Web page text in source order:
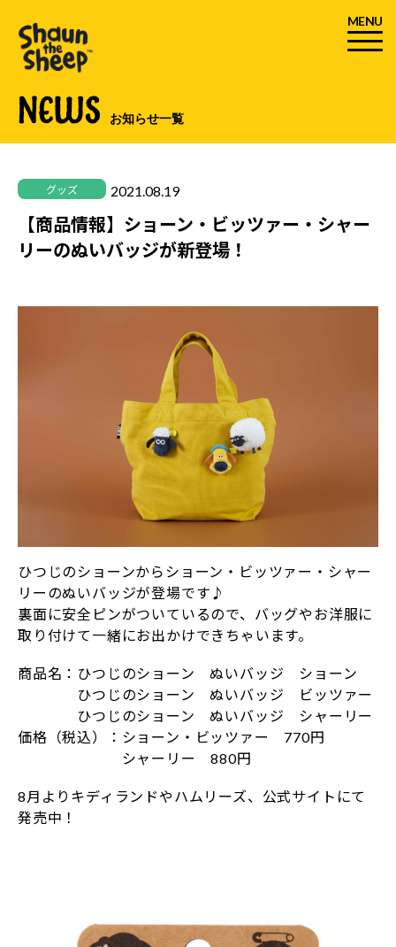
MENU
NEWS お知らせ一覧
グッズ 2021.08.19
【商品情報】ショーン・ビッツァー・シャー
リーのぬいバッジが新登場！
ひつじのショーンからショーン・ビッツァー・シャー
リーのぬいバッジが登場です♪
裏面に安全ピンがついているので、バッグやお洋服に
取り付けて一緒にお出かけできちゃいます。
商品名：ひつじのショーン ぬいバッジ ショーン
ひつじのショーン ぬいバッジ ビッツァー
ひつじのショーン ぬいバッジ シャーリー
価格（税込）：ショーン・ビッツァー 770円
シャーリー 880円
8月よりキディランドやハムリーズ、公式サイトにて
発売中！